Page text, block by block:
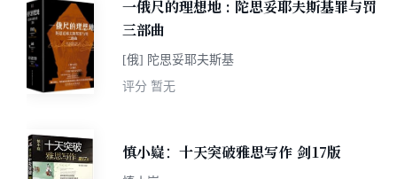
一俄尺的理想地 : 陀思妥耶夫斯基罪与罚
三部曲
[俄] 陀思妥耶夫斯基
评分 暂无
慎小嶷：十天突破雅思写作 剑17版